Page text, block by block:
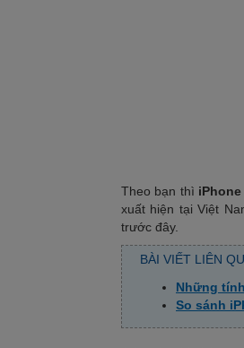
Theo bạn thì
xuất hiện tại Việt
trước đây.
BÀI VIẾT LIÊN
Những
So sánh